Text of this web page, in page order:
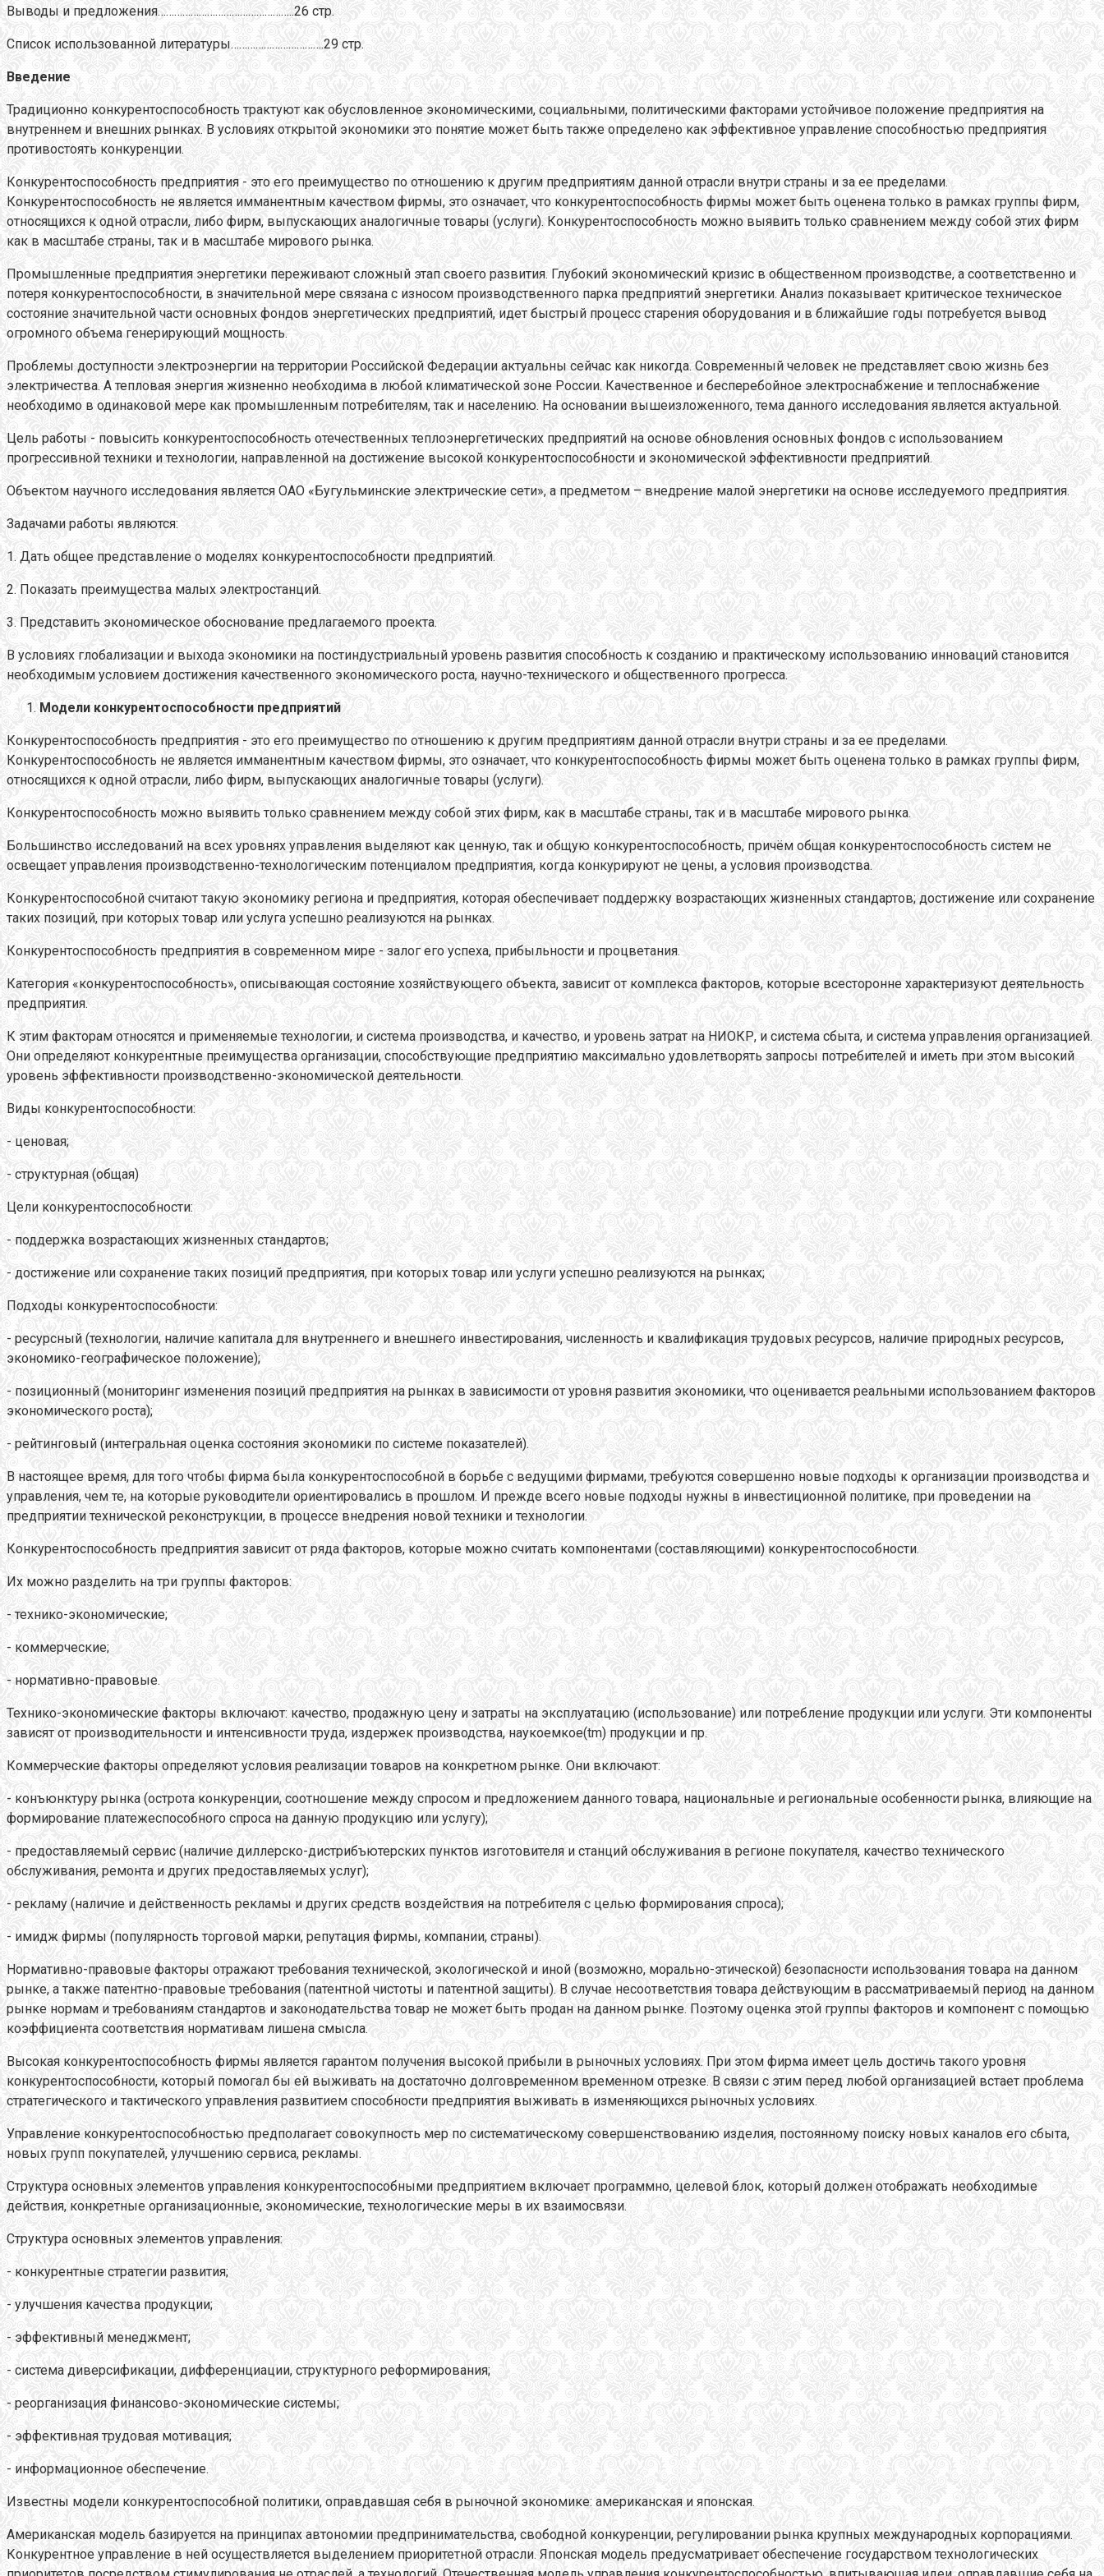
Выводы и предложения…………………………………………..26 стр.
Список использованной литературы…………………………….29 стр.
Введение
Традиционно конкурентоспособность трактуют как обусловленное экономическими, социальными, политическими факторами устойчивое положение предприятия на
внутреннем и внешних рынках. В условиях открытой экономики это понятие может быть также определено как эффективное управление способностью предприятия
противостоять конкуренции.
Конкурентоспособность предприятия - это его преимущество по отношению к другим предприятиям данной отрасли внутри страны и за ее пределами.
Конкурентоспособность не является имманентным качеством фирмы, это означает, что конкурентоспособность фирмы может быть оценена только в рамках группы фирм,
относящихся к одной отрасли, либо фирм, выпускающих аналогичные товары (услуги). Конкурентоспособность можно выявить только сравнением между собой этих фирм
как в масштабе страны, так и в масштабе мирового рынка.
Промышленные предприятия энергетики переживают сложный этап своего развития. Глубокий экономический кризис в общественном производстве, а соответственно и
потеря конкурентоспособности, в значительной мере связана с износом производственного парка предприятий энергетики. Анализ показывает критическое техническое
состояние значительной части основных фондов энергетических предприятий, идет быстрый процесс старения оборудования и в ближайшие годы потребуется вывод
огромного объема генерирующий мощность.
Проблемы доступности электроэнергии на территории Российской Федерации актуальны сейчас как никогда. Современный человек не представляет свою жизнь без
электричества. А тепловая энергия жизненно необходима в любой климатической зоне России. Качественное и бесперебойное электроснабжение и теплоснабжение
необходимо в одинаковой мере как промышленным потребителям, так и населению. На основании вышеизложенного, тема данного исследования является актуальной.
Цель работы - повысить конкурентоспособность отечественных теплоэнергетических предприятий на основе обновления основных фондов с использованием
прогрессивной техники и технологии, направленной на достижение высокой конкурентоспособности и экономической эффективности предприятий.
Объектом научного исследования является ОАО «Бугульминские электрические сети», а предметом – внедрение малой энергетики на основе исследуемого предприятия.
Задачами работы являются:
1. Дать общее представление о моделях конкурентоспособности предприятий.
2. Показать преимущества малых электростанций.
3. Представить экономическое обоснование предлагаемого проекта.
В условиях глобализации и выхода экономики на постиндустриальный уровень развития способность к созданию и практическому использованию инноваций становится
необходимым условием достижения качественного экономического роста, научно-технического и общественного прогресса.
Модели конкурентоспособности предприятий
Конкурентоспособность предприятия - это его преимущество по отношению к другим предприятиям данной отрасли внутри страны и за ее пределами.
Конкурентоспособность не является имманентным качеством фирмы, это означает, что конкурентоспособность фирмы может быть оценена только в рамках группы фирм,
относящихся к одной отрасли, либо фирм, выпускающих аналогичные товары (услуги).
Конкурентоспособность можно выявить только сравнением между собой этих фирм, как в масштабе страны, так и в масштабе мирового рынка.
Большинство исследований на всех уровнях управления выделяют как ценную, так и общую конкурентоспособность, причём общая конкурентоспособность систем не
освещает управления производственно-технологическим потенциалом предприятия, когда конкурируют не цены, а условия производства.
Конкурентоспособной считают такую экономику региона и предприятия, которая обеспечивает поддержку возрастающих жизненных стандартов; достижение или сохранение
таких позиций, при которых товар или услуга успешно реализуются на рынках.
Конкурентоспособность предприятия в современном мире - залог его успеха, прибыльности и процветания.
Категория «конкурентоспособность», описывающая состояние хозяйствующего объекта, зависит от комплекса факторов, которые всесторонне характеризуют деятельность
предприятия.
К этим факторам относятся и применяемые технологии, и система производства, и качество, и уровень затрат на НИОКР, и система сбыта, и система управления организацией.
Они определяют конкурентные преимущества организации, способствующие предприятию максимально удовлетворять запросы потребителей и иметь при этом высокий
уровень эффективности производственно-экономической деятельности.
Виды конкурентоспособности:
- ценовая;
- структурная (общая)
Цели конкурентоспособности:
- поддержка возрастающих жизненных стандартов;
- достижение или сохранение таких позиций предприятия, при которых товар или услуги успешно реализуются на рынках;
Подходы конкурентоспособности:
- ресурсный (технологии, наличие капитала для внутреннего и внешнего инвестирования, численность и квалификация трудовых ресурсов, наличие природных ресурсов,
экономико-географическое положение);
- позиционный (мониторинг изменения позиций предприятия на рынках в зависимости от уровня развития экономики, что оценивается реальными использованием факторов
экономического роста);
- рейтинговый (интегральная оценка состояния экономики по системе показателей).
В настоящее время, для того чтобы фирма была конкурентоспособной в борьбе с ведущими фирмами, требуются совершенно новые подходы к организации производства и
управления, чем те, на которые руководители ориентировались в прошлом. И прежде всего новые подходы нужны в инвестиционной политике, при проведении на
предприятии технической реконструкции, в процессе внедрения новой техники и технологии.
Конкурентоспособность предприятия зависит от ряда факторов, которые можно считать компонентами (составляющими) конкурентоспособности.
Их можно разделить на три группы факторов:
- технико-экономические;
- коммерческие;
- нормативно-правовые.
Технико-экономические факторы включают: качество, продажную цену и затраты на эксплуатацию (использование) или потребление продукции или услуги. Эти компоненты
зависят от производительности и интенсивности труда, издержек производства, наукоемкое(tm) продукции и пр.
Коммерческие факторы определяют условия реализации товаров на конкретном рынке. Они включают:
- конъюнктуру рынка (острота конкуренции, соотношение между спросом и предложением данного товара, национальные и региональные особенности рынка, влияющие на
формирование платежеспособного спроса на данную продукцию или услугу);
- предоставляемый сервис (наличие диллерско-дистрибъютерских пунктов изготовителя и станций обслуживания в регионе покупателя, качество технического
обслуживания, ремонта и других предоставляемых услуг);
- рекламу (наличие и действенность рекламы и других средств воздействия на потребителя с целью формирования спроса);
- имидж фирмы (популярность торговой марки, репутация фирмы, компании, страны).
Нормативно-правовые факторы отражают требования технической, экологической и иной (возможно, морально-этической) безопасности использования товара на данном
рынке, а также патентно-правовые требования (патентной чистоты и патентной защиты). В случае несоответствия товара действующим в рассматриваемый период на данном
рынке нормам и требованиям стандартов и законодательства товар не может быть продан на данном рынке. Поэтому оценка этой группы факторов и компонент с помощью
коэффициента соответствия нормативам лишена смысла.
Высокая конкурентоспособность фирмы является гарантом получения высокой прибыли в рыночных условиях. При этом фирма имеет цель достичь такого уровня
конкурентоспособности, который помогал бы ей выживать на достаточно долговременном временном отрезке. В связи с этим перед любой организацией встает проблема
стратегического и тактического управления развитием способности предприятия выживать в изменяющихся рыночных условиях.
Управление конкурентоспособностью предполагает совокупность мер по систематическому совершенствованию изделия, постоянному поиску новых каналов его сбыта,
новых групп покупателей, улучшению сервиса, рекламы.
Структура основных элементов управления конкурентоспособными предприятием включает программно, целевой блок, который должен отображать необходимые
действия, конкретные организационные, экономические, технологические меры в их взаимосвязи.
Структура основных элементов управления:
- конкурентные стратегии развития;
- улучшения качества продукции;
- эффективный менеджмент;
- система диверсификации, дифференциации, структурного реформирования;
- реорганизация финансово-экономические системы;
- эффективная трудовая мотивация;
- информационное обеспечение.
Известны модели конкурентоспособной политики, оправдавшая себя в рыночной экономике: американская и японская.
Американская модель базируется на принципах автономии предпринимательства, свободной конкуренции, регулировании рынка крупных международных корпорациями.
Конкурентное управление в ней осуществляется выделением приоритетной отрасли. Японская модель предусматривает обеспечение государством технологических